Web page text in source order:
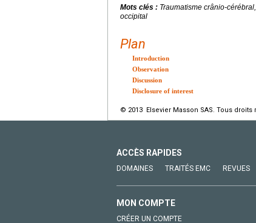
Mots clés : Traumatisme crânio-
occipital
Plan
Introduction
Observation
Discussion
Disclosure of interest
© 2013 Elsevier Masson SAS. Tous droits
ACCÈS RAPIDES
DOMAINES TRAITÉS EMC REVUES
MON COMPTE
CRÉER UN COMPTE